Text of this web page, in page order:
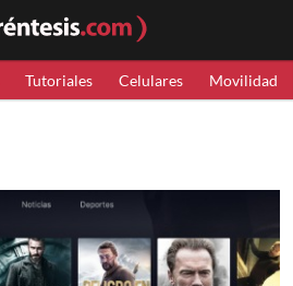
Tutoriales Celulares Movilidad